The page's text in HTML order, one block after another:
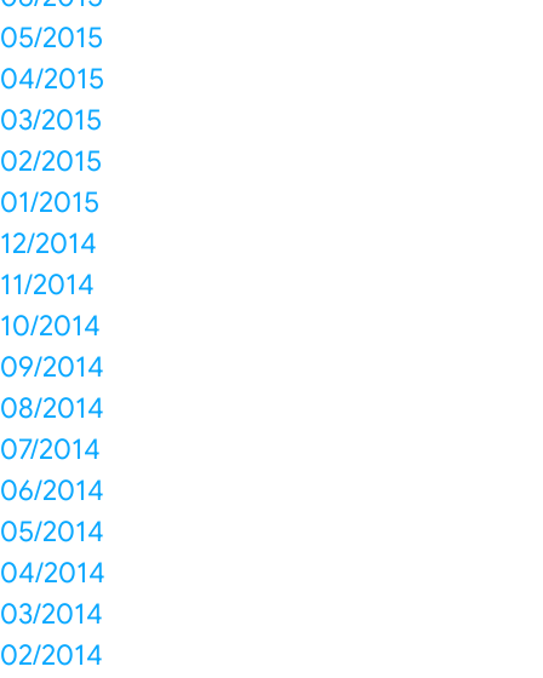
05/2015
04/2015
03/2015
02/2015
01/2015
12/2014
11/2014
10/2014
09/2014
08/2014
07/2014
06/2014
05/2014
04/2014
03/2014
02/2014